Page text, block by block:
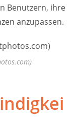
Benutzern, ihre
anzupassen.